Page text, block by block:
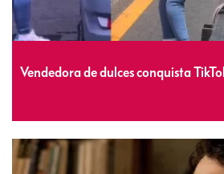
Vendedora de dulces conquista